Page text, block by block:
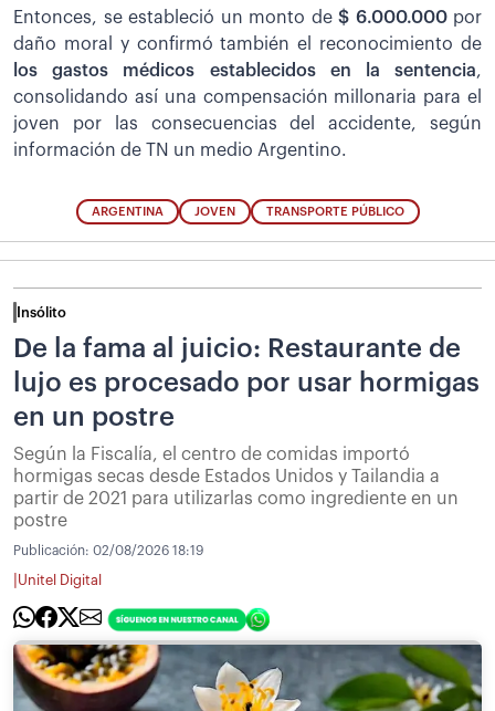
Entonces, se estableció un monto de$ 6.000.000por
daño moral y confirmó también el reconocimiento de
los gastos médicos establecidos en la sentencia,
consolidando así una compensación millonaria para el
joven por las consecuencias del accidente, según
información de TN un medio Argentino.
ARGENTINA JOVEN TRANSPORTE PÚBLICO
Insólito
De la fama al juicio: Restaurante de
lujo es procesado por usar hormigas
en un postre
Según la Fiscalía, el centro de comidas importó
hormigas secas desde Estados Unidos y Tailandia a
partir de 2021 para utilizarlas como ingrediente en un
postre
Publicación: 02/08/2026 18:19
Unitel Digital